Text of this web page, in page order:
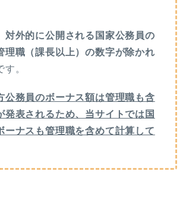
対外的に公開される国家公務員の
理職（課長以上）の数字が除かれ
す。
公務員のボーナス額は管理職も含
発表されるため、当サイトでは国
ーナスも管理職を含めて計算して